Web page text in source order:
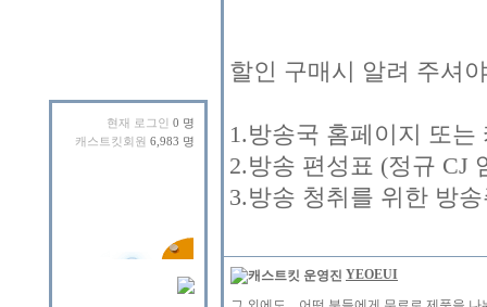
현재 로그인 0 명
캐스트킷회원 6,983 명
할인 구매시 알려 주셔
1.방송국 홈페이지 또는
2.방송 편성표 (정규 CJ
3.방송 청취를 위한 방
YEOEUI